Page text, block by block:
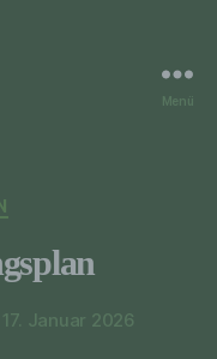
Menü
17. Januar 2026